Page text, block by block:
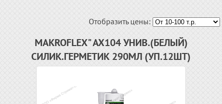
Отобразить цены:
MAKROFLEX" AX104 УНИВ.(БЕЛЫЙ)
СИЛИК.ГЕРМЕТИК 290МЛ (УП.12ШТ)